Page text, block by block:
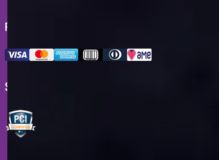
FORMAS DE PAGAMENTO
SELOS DE SEGURANÇA